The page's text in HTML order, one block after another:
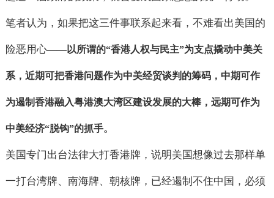
笔者认为，如果把这三件事联系起来看，不难看出美国的
险恶用心——以所谓的“香港人权与民主”为支点撬动中美关
系，近期可把香港问题作为中美经贸谈判的筹码，中期可作
为遏制香港融入粤港澳大湾区建设发展的大棒，远期可作为
中美经济“脱钩”的抓手。
美国专门出台法律大打香港牌，说明美国想像过去那样单
一打台湾牌、南海牌、朝核牌，已经遏制不住中国，必须